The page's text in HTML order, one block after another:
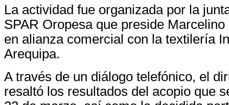
La actividad fue organizada por la
SPAR Oropesa que preside
en alianza comercial con la textilería
Arequipa.
A través de un diálogo telefónico, el
resaltó los resultados del acopio que